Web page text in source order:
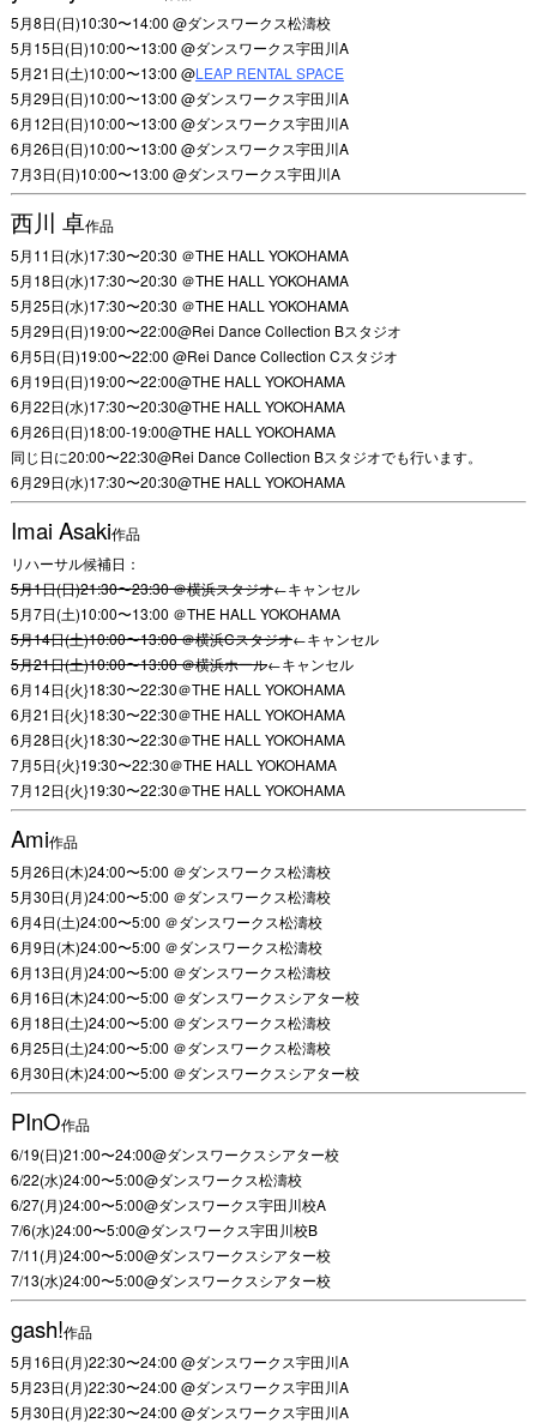
5月8日(日)10:30〜14:00 @ダンスワークス松濤校
5月15日(日)10:00〜13:00 @ダンスワークス宇田川A
5月21日(土)10:00〜13:00 @LEAP RENTAL SPACE
5月29日(日)10:00〜13:00 @ダンスワークス宇田川A
6月12日(日)10:00〜13:00 @ダンスワークス宇田川A
6月26日(日)10:00〜13:00 @ダンスワークス宇田川A
7月3日(日)10:00〜13:00 @ダンスワークス宇田川A
西川 卓作品
5月11日(水)17:30〜20:30 ＠THE HALL YOKOHAMA
5月18日(水)17:30〜20:30 ＠THE HALL YOKOHAMA
5月25日(水)17:30〜20:30 ＠THE HALL YOKOHAMA
5月29日(日)19:00〜22:00@Rei Dance Collection Bスタジオ
6月5日(日)19:00〜22:00 @Rei Dance Collection Cスタジオ
6月19日(日)19:00〜22:00@THE HALL YOKOHAMA
6月22日(水)17:30〜20:30@THE HALL YOKOHAMA
6月26日(日)18:00-19:00@THE HALL YOKOHAMA
同じ日に20:00〜22:30@Rei Dance Collection Bスタジオでも行います。
6月29日(水)17:30〜20:30@THE HALL YOKOHAMA
Imai Asaki作品
リハーサル候補日：
5月1日(日)21:30〜23:30 ＠横浜スタジオ←キャンセル
5月7日(土)10:00〜13:00 ＠THE HALL YOKOHAMA
5月14日(土)10:00〜13:00 ＠横浜Cスタジオ←キャンセル
5月21日(土)10:00〜13:00 ＠横浜ホール←キャンセル
6月14日{火}18:30〜22:30＠THE HALL YOKOHAMA
6月21日{火}18:30〜22:30＠THE HALL YOKOHAMA
6月28日{火}18:30〜22:30＠THE HALL YOKOHAMA
7月5日{火}19:30〜22:30＠THE HALL YOKOHAMA
7月12日{火}19:30〜22:30＠THE HALL YOKOHAMA
Ami作品
5月26日(木)24:00〜5:00 ＠ダンスワークス松濤校
5月30日(月)24:00〜5:00 ＠ダンスワークス松濤校
6月4日(土)24:00〜5:00 ＠ダンスワークス松濤校
6月9日(木)24:00〜5:00 ＠ダンスワークス松濤校
6月13日(月)24:00〜5:00 ＠ダンスワークス松濤校
6月16日(木)24:00〜5:00 ＠ダンスワークスシアター校
6月18日(土)24:00〜5:00 ＠ダンスワークス松濤校
6月25日(土)24:00〜5:00 ＠ダンスワークス松濤校
6月30日(木)24:00〜5:00 ＠ダンスワークスシアター校
PInO作品
6/19(日)21:00〜24:00@ダンスワークスシアター校
6/22(水)24:00〜5:00@ダンスワークス松濤校
6/27(月)24:00〜5:00@ダンスワークス宇田川校A
7/6(水)24:00〜5:00@ダンスワークス宇田川校B
7/11(月)24:00〜5:00@ダンスワークスシアター校
7/13(水)24:00〜5:00@ダンスワークスシアター校
gash!作品
5月16日(月)22:30〜24:00 @ダンスワークス宇田川A
5月23日(月)22:30〜24:00 @ダンスワークス宇田川A
5月30日(月)22:30〜24:00 @ダンスワークス宇田川A